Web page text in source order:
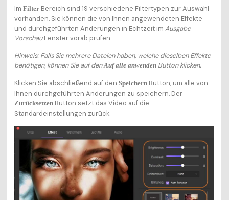
Im FilterBereich sind 19 verschiedene Filtertypen zur Auswahl
vorhanden. Sie können die von Ihnen angewendeten Effekte
und durchgeführten Änderungen in Echtzeit im Ausgabe
VorschauFenster vorab prüfen.
Hinweis: Falls Sie mehrere Dateien haben, welche dieselben Effekte
benötigen, können Sie auf denAuf alle anwendenButton klicken.
Klicken Sie abschließend auf den SpeichernButton, um alle von
Ihnen durchgeführten Änderungen zu speichern. Der
ZurücksetzenButton setzt das Video auf die
Standardeinstellungen zurück.